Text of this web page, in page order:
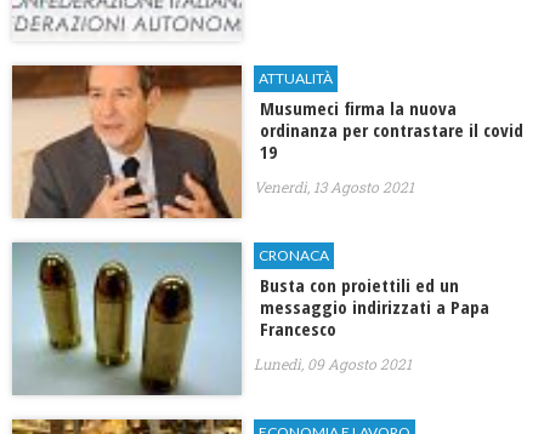
ATTUALITÀ
Musumeci firma la nuova
ordinanza per contrastare il covid
19
Venerdì, 13 Agosto 2021
CRONACA
Busta con proiettili ed un
messaggio indirizzati a Papa
Francesco
Lunedì, 09 Agosto 2021